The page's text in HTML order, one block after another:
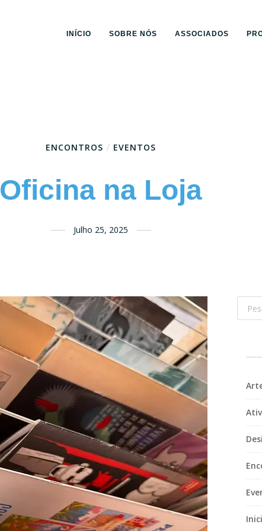
INÍCIO SOBRE NÓS ASSOCIADOS
ENCONTROS / EVENTOS
Oficina na Loja
Julho 25, 2025